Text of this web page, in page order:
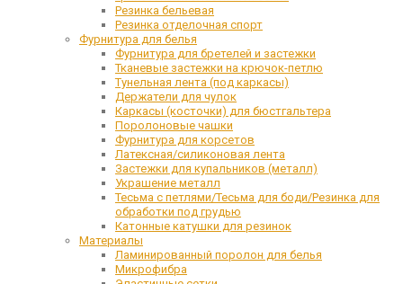
Резинка бельевая
Резинка отделочная спорт
Фурнитура для белья
Фурнитура для бретелей и застежки
Тканевые застежки на крючок-петлю
Тунельная лента (под каркасы)
Держатели для чулок
Каркасы (косточки) для бюстгальтера
Поролоновые чашки
Фурнитура для корсетов
Латексная/силиконовая лента
Застежки для купальников (металл)
Украшение металл
Тесьма с петлями/Тесьма для боди/Резинка для
обработки под грудью
Катонные катушки для резинок
Материалы
Ламинированный поролон для белья
Микрофибра